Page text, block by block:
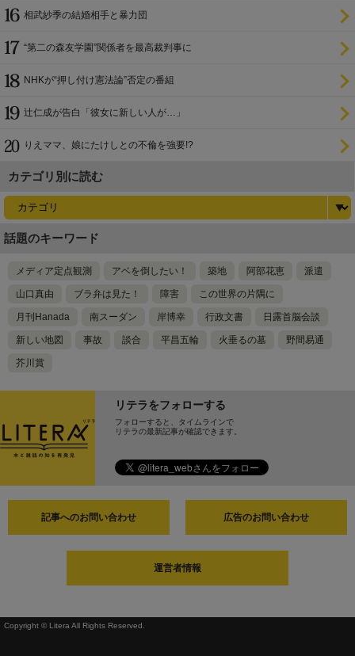
相武紗季の結婚相手と暴力団
“第二の森友学園”関係者を最高裁判事に
NHKが“押し付け憲法論”否定の番組
辻仁成が告白「彼女に新しい人が…」
りえママ、娘にたけしとの不倫を強要!?
カテゴリ別に読む
話題のキーワード
メディア定点観測 アベを倒したい！ 築地 阿部花恵 派遣
山口真由 ブラ弁は見た！ 障害 この世界の片隅に
月刊Hanada 南スーダン 岸博幸 行政文書 日露首脳会談
新しい地図 事故 談合 平昌五輪 火垂るの墓 野間易通
芥川賞
リテラをフォローする
フォローすると、タイムラインで
リテラの最新記事が確認できます。
記事へのお問い合わせ 広告のお問い合わせ
運営者情報
Copyright © Litera All Rights Reserved.